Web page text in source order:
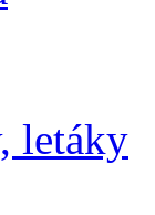
letáky